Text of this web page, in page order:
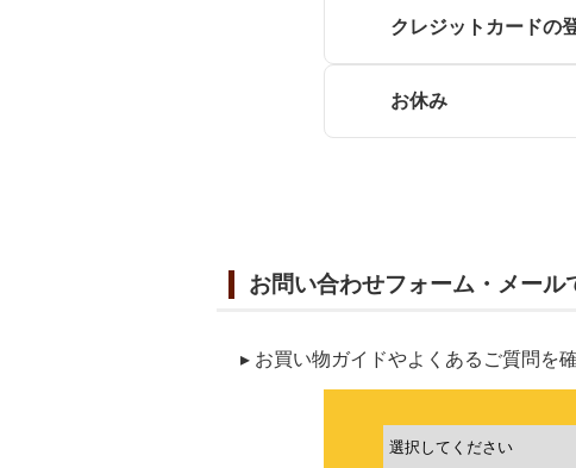
クレジットカードの
お休み
お問い合わせフォーム・メール
▸ お買い物ガイドやよくあるご質問を